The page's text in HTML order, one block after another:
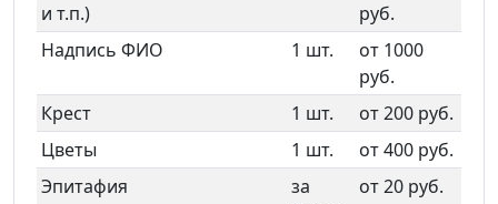
и т.п.)
руб.
Надпись ФИО
1 шт.
от 1000
руб.
Крест
1 шт.
от 200 руб.
Цветы
1 шт.
от 400 руб.
Эпитафия
за
от 20 руб.